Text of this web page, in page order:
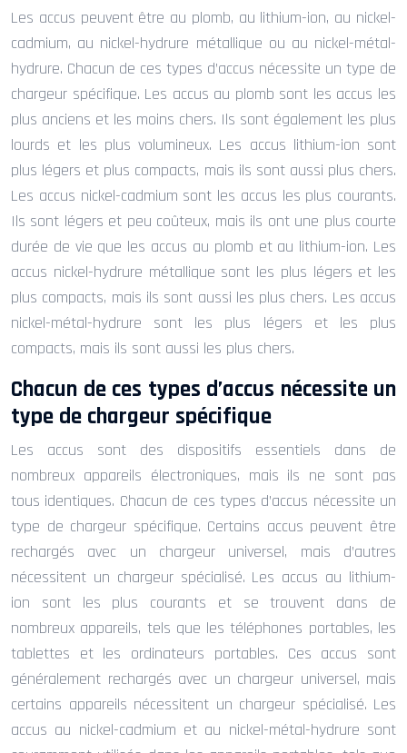
Les accus peuvent être au plomb, au lithium-ion, au nickel-
cadmium, au nickel-hydrure métallique ou au nickel-métal-
hydrure. Chacun de ces types d’accus nécessite un type de
chargeur spécifique. Les accus au plomb sont les accus les
plus anciens et les moins chers. Ils sont également les plus
lourds et les plus volumineux. Les accus lithium-ion sont
plus légers et plus compacts, mais ils sont aussi plus chers.
Les accus nickel-cadmium sont les accus les plus courants.
Ils sont légers et peu coûteux, mais ils ont une plus courte
durée de vie que les accus au plomb et au lithium-ion. Les
accus nickel-hydrure métallique sont les plus légers et les
plus compacts, mais ils sont aussi les plus chers. Les accus
nickel-métal-hydrure sont les plus légers et les plus
compacts, mais ils sont aussi les plus chers.
Chacun de ces types d’accus nécessite un
type de chargeur spécifique
Les accus sont des dispositifs essentiels dans de
nombreux appareils électroniques, mais ils ne sont pas
tous identiques. Chacun de ces types d’accus nécessite un
type de chargeur spécifique. Certains accus peuvent être
rechargés avec un chargeur universel, mais d’autres
nécessitent un chargeur spécialisé. Les accus au lithium-
ion sont les plus courants et se trouvent dans de
nombreux appareils, tels que les téléphones portables, les
tablettes et les ordinateurs portables. Ces accus sont
généralement rechargés avec un chargeur universel, mais
certains appareils nécessitent un chargeur spécialisé. Les
accus au nickel-cadmium et au nickel-métal-hydrure sont